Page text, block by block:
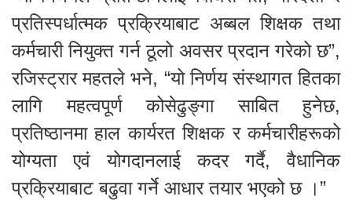
प्रतिस्पर्धात्मक प्रक्रियाबाट अब्बल शिक्षक तथा
कर्मचारी नियुक्त गर्न ठूलो अवसर प्रदान गरेको छ”,
रजिस्ट्रार महतले भने, “यो निर्णय संस्थागत हितका
लागि महत्वपूर्ण कोसेढुङ्गा साबित हुनेछ,
प्रतिष्ठानमा हाल कार्यरत शिक्षक र कर्मचारीहरूको
योग्यता एवं योगदानलाई कदर गर्दै, वैधानिक
प्रक्रियाबाट बढुवा गर्ने आधार तयार भएको छ ।”